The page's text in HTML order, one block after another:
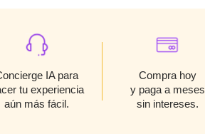
IA para
tu experiencia
aún más fácil.
Compra hoy
y paga a meses
sin intereses.